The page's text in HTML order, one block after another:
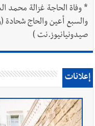
*
والسبع أعين والحاج
صيدونيانيوز.نت )
إعلانات